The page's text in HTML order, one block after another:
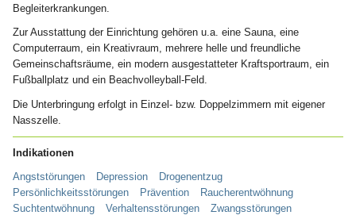
Begleiterkrankungen.
Zur Ausstattung der Einrichtung gehören u.a. eine Sauna, eine
Computerraum, ein Kreativraum, mehrere helle und freundliche
Gemeinschaftsräume, ein modern ausgestatteter Kraftsportraum, ein
Fußballplatz und ein Beachvolleyball-Feld.
Die Unterbringung erfolgt in Einzel- bzw. Doppelzimmern mit eigener
Nasszelle.
Indikationen
Angststörungen Depression
Drogenentzug
Persönlichkeitsstörungen
Prävention
Raucherentwöhnung
Suchtentwöhnung
Verhaltensstörungen Zwangsstörungen